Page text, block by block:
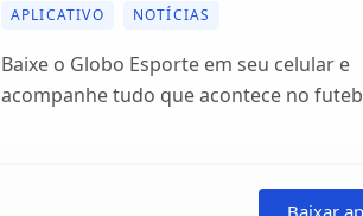
APLICATIVO NOTÍCIAS
Baixe o Globo Esporte em seu celular e
acompanhe tudo que acontece no
Baixar